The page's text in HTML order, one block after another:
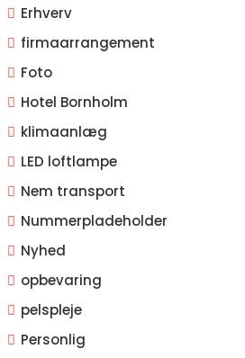
Erhverv
firmaarrangement
Foto
Hotel Bornholm
klimaanlæg
LED loftlampe
Nem transport
Nummerpladeholder
Nyhed
opbevaring
pelspleje
Personlig